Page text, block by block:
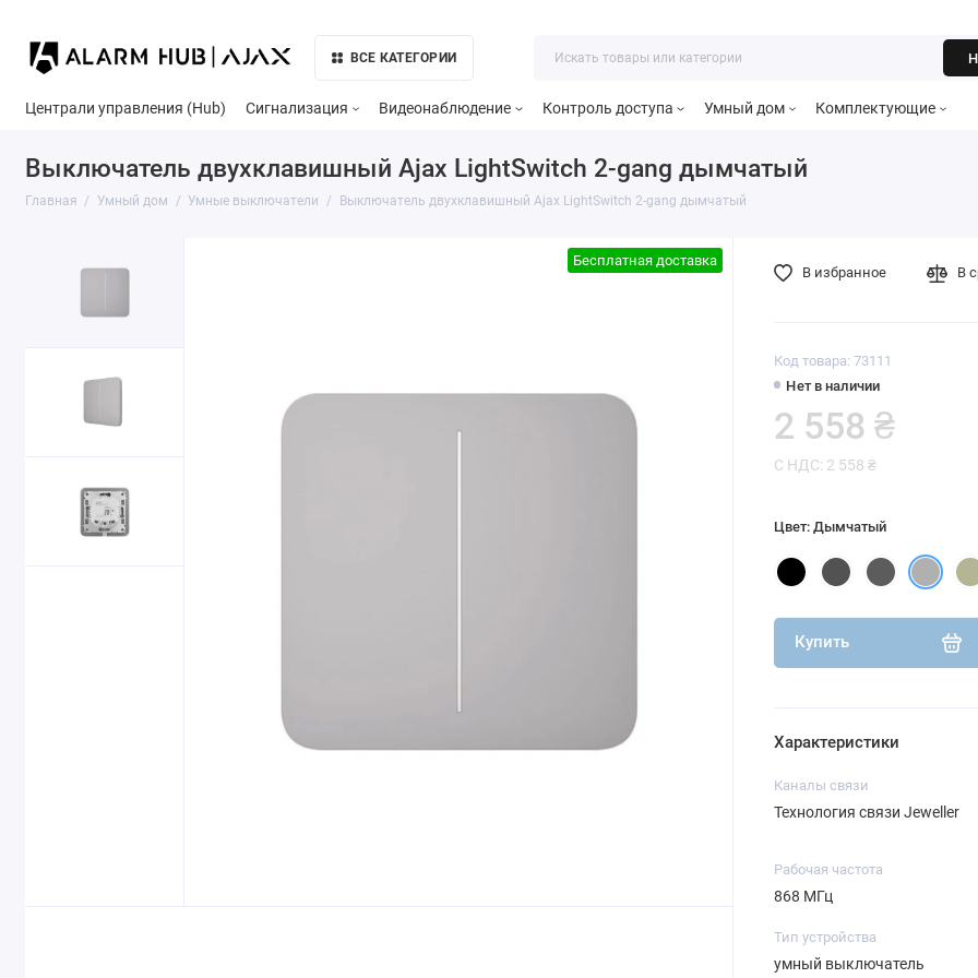
ВСЕ КАТЕГОРИИ
Централи управления (Hub) Сигнализация Видеонаблюдение Контроль доступа Умный дом Комплектующие
Выключатель двухклавишный Ajax LightSwitch 2-gang дымчатый
Главная Умный дом Умные выключатели Выключатель двухклавишный Ajax LightSwitch 2-gang дымчатый
Бесплатная доставка
Код товара: 73111
Нет в наличии
2 558 ₴
С НДС: 2 558 ₴
Цвет: Дымчатый
Купить
В избранное В
Характеристики
Каналы связи
Технология связи Jeweller
Рабочая частота
868 МГц
Тип устройства
умный выключатель